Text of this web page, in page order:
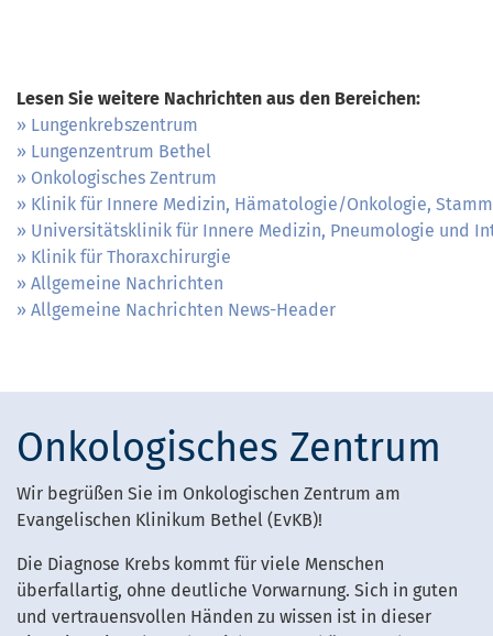
Lesen Sie weitere Nachrichten aus den Bereichen:
Lungenkrebszentrum
Lungenzentrum Bethel
Onkologisches Zentrum
Klinik für Innere Medizin, Hämatologie/Onkologie,
Universitätsklinik für Innere Medizin, Pneumologie und
Klinik für Thoraxchirurgie
Allgemeine Nachrichten
Allgemeine Nachrichten News-Header
Onkologisches Zentrum
Wir begrüßen Sie im Onkologischen Zentrum am
Evangelischen Klinikum Bethel (EvKB)!
Die Diagnose Krebs kommt für viele Menschen
überfallartig, ohne deutliche Vorwarnung. Sich in guten
und vertrauensvollen Händen zu wissen ist in dieser